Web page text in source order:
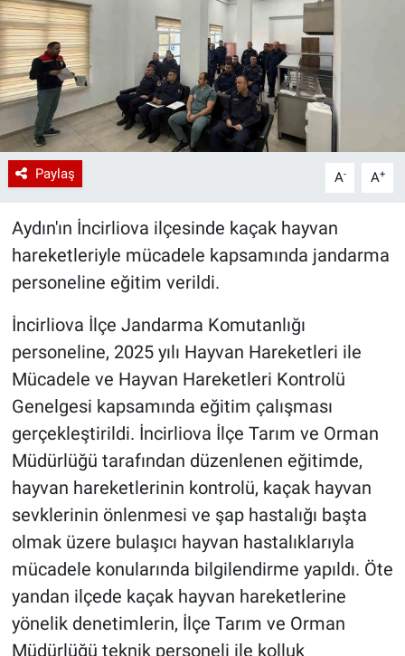
Paylaş A- A+
Aydın'ın İncirliova ilçesinde kaçak hayvan
hareketleriyle mücadele kapsamında jandarma
personeline eğitim verildi.
İncirliova İlçe Jandarma Komutanlığı
personeline, 2025 yılı Hayvan Hareketleri ile
Mücadele ve Hayvan Hareketleri Kontrolü
Genelgesi kapsamında eğitim çalışması
gerçekleştirildi. İncirliova İlçe Tarım ve Orman
Müdürlüğü tarafından düzenlenen eğitimde,
hayvan hareketlerinin kontrolü, kaçak hayvan
sevklerinin önlenmesi ve şap hastalığı başta
olmak üzere bulaşıcı hayvan hastalıklarıyla
mücadele konularında bilgilendirme yapıldı. Öte
yandan ilçede kaçak hayvan hareketlerine
yönelik denetimlerin, İlçe Tarım ve Orman
Müdürlüğü teknik personeli ile kolluk